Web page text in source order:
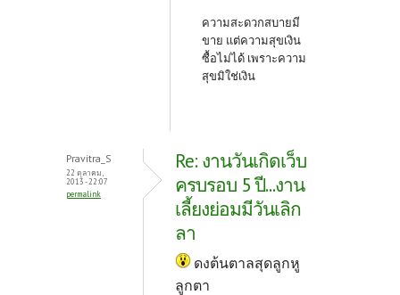
ความสะดวกสบายมี
ขาย แต่ความสุขเงิน
ซื้อไม่ได้ เพราะความ
สุขมิใช่เงิน
Pravitra_S
22 ตุลาคม,
2013 - 22:07
permalink
Re: งานวันเกิดเว็บ
ครบรอบ 5 ปี...งาน
เลี้ยงย่อมมีวันเลิก
ลา
ดงต้นตาลสุดลูกหู
ลูกตา